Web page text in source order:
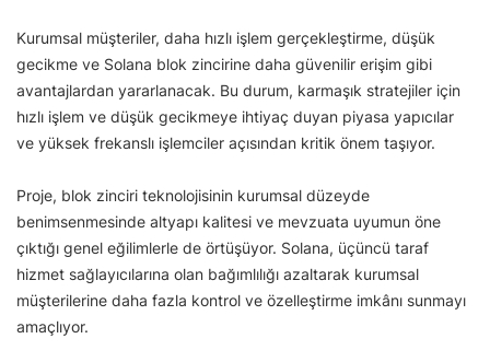
Kurumsal müşteriler, daha hızlı işlem gerçekleştirme, düşük
gecikme ve Solana blok zincirine daha güvenilir erişim gibi
avantajlardan yararlanacak. Bu durum, karmaşık stratejiler için
hızlı işlem ve düşük gecikmeye ihtiyaç duyan piyasa yapıcılar
ve yüksek frekanslı işlemciler açısından kritik önem taşıyor.
Proje, blok zinciri teknolojisinin kurumsal düzeyde
benimsenmesinde altyapı kalitesi ve mevzuata uyumun öne
çıktığı genel eğilimlerle de örtüşüyor. Solana, üçüncü taraf
hizmet sağlayıcılarına olan bağımlılığı azaltarak kurumsal
müşterilerine daha fazla kontrol ve özelleştirme imkânı sunmayı
amaçlıyor.